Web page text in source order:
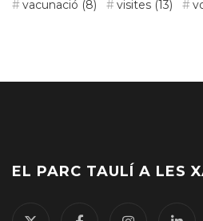
vacunació (8) visites (13)
EL PARC TAULÍ A LES